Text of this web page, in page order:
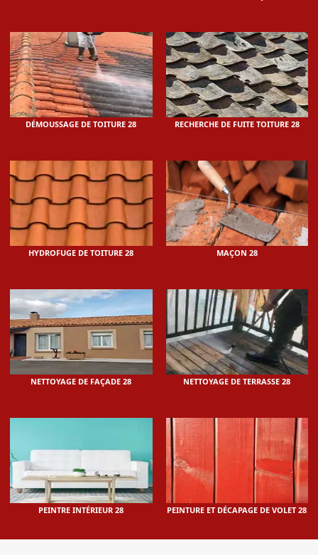
DÉMOUSSAGE DE TOITURE 28 RECHERCHE DE FUITE TOITURE 28
HYDROFUGE DE TOITURE 28 MAÇON 28
NETTOYAGE DE FAÇADE 28 NETTOYAGE DE TERRASSE 28
PEINTRE INTÉRIEUR 28 PEINTURE ET DÉCAPAGE DE VOLET 28